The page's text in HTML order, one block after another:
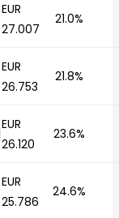
EUR
27.007
21.0%
EUR
26.753
21.8%
EUR
26.120
23.6%
EUR
25.786
24.6%